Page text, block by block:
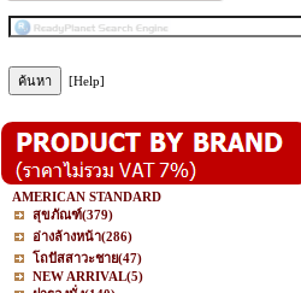
[Help]
AMERICAN STANDARD
สุขภัณฑ์(379)
อ่างล้างหน้า(286)
โถปัสสาวะชาย(47)
NEW ARRIVAL(5)